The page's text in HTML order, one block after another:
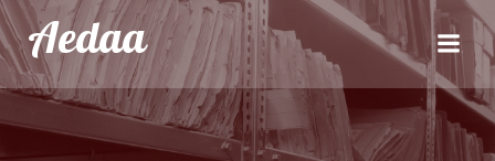
Aller
au
contenu
Aedaa